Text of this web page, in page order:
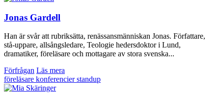
Jonas Gardell
Han är svår att rubriksätta, renässansmänniskan Jonas. Författare,
stå-uppare, allsångsledare, Teologie hedersdoktor i Lund,
dramatiker, föreläsare och mottagare av stora svenska...
Förfrågan Läs mera
föreläsare konferencierstandup